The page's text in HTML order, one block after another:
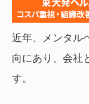
近年、メンタル
向にあり、会社
す。